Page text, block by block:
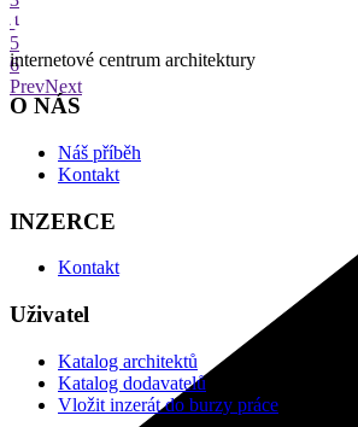
4
5
6
PrevNext
internetové centrum architektury
O NÁS
Náš příběh
Kontakt
INZERCE
Kontakt
Uživatel
Katalog architektů
Katalog dodavatelů
Vložit inzerát do burzy práce